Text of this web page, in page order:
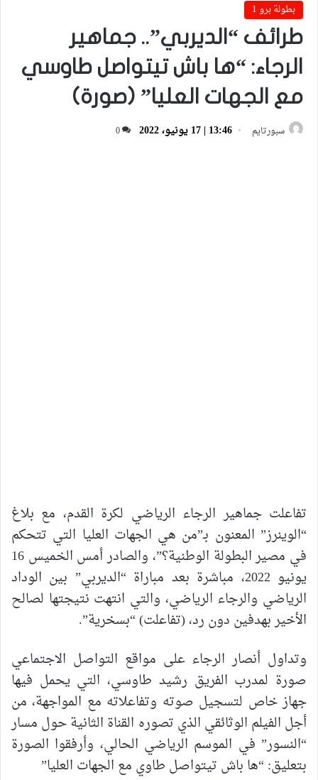
بطولة برو 1
طرائف “الديربي”.. جماهير
الرجاء: “ها باش تيتواصل طاوسي
مع الجهات العليا” (صورة)
سبورتايم 13:46 | 17 يونيو، 2022 0
تفاعلت جماهير الرجاء الرياضي لكرة القدم، مع بلاغ
“الوينرز” المعنون بـ”من هي الجهات العليا التي تتحكم
في مصير البطولة الوطنية؟”، والصادر أمس الخميس 16
يونيو 2022، مباشرة بعد مباراة “الديربي” بين الوداد
الرياضي والرجاء الرياضي، والتي انتهت نتيجتها لصالح
الأخير بهدفين دون رد، (تفاعلت) “بسخرية”.
وتداول أنصار الرجاء على مواقع التواصل الاجتماعي
صورة لمدرب الفريق رشيد طاوسي، التي يحمل فيها
جهاز خاص لتسجيل صوته وتفاعلاته مع المواجهة، من
أجل الفيلم الوثائقي الذي تصوره القناة الثانية حول مسار
“النسور” في الموسم الرياضي الحالي، وأرفقوا الصورة
بتعليق: “ها باش تيتواصل طاوي مع الجهات العليا”